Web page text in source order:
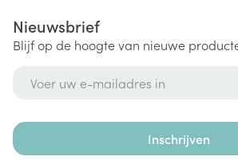
Nieuwsbrief
Blijf op de hoogte van nieuwe
Inschrijven